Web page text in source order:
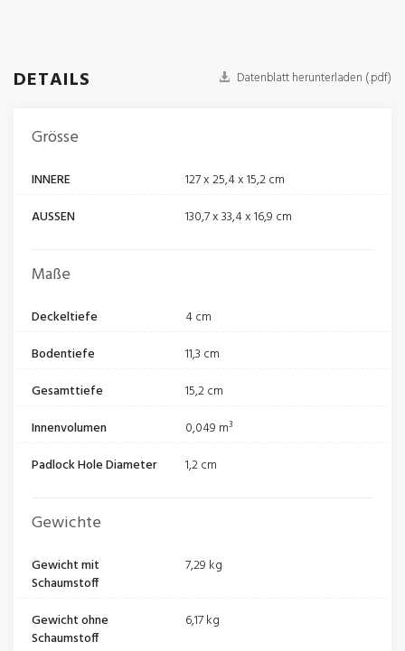
DETAILS Datenblatt herunterladen (.pdf)
Grösse
INNERE
127 x 25,4 x 15,2 cm
AUSSEN
130,7 x 33,4 x 16,9 cm
Maße
Deckeltiefe
4 cm
Bodentiefe
11,3 cm
Gesamttiefe
15,2 cm
Innenvolumen
0,049 m³
Padlock Hole Diameter
1,2 cm
Gewichte
Gewicht mit
Schaumstoff
7,29 kg
Gewicht ohne
Schaumstoff
6,17 kg